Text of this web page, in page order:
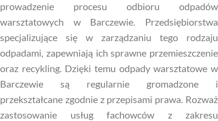
prowadzenie procesu odbioru odpadów
warsztatowych w Barczewie. Przedsiębiorstwa
specjalizujące się w zarządzaniu tego rodzaju
odpadami, zapewniają ich sprawne przemieszczenie
oraz recykling. Dzięki temu odpady warsztatowe w
Barczewie są regularnie gromadzone i
przekształcane zgodnie z przepisami prawa. Rozważ
zastosowanie usług fachowców z zakresu